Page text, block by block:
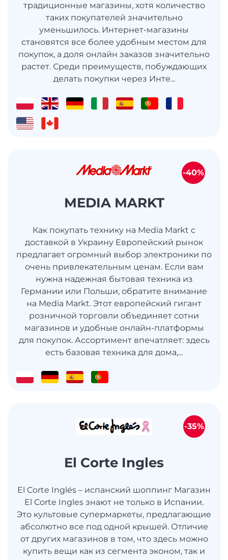
традиционные магазины, хотя количество
таких покупателей значительно
уменьшилось. Интернет-магазины
становятся все более удобным местом для
покупок, а доля онлайн заказов значительно
растет. Среди преимуществ, побуждающих
делать покупки через Инте...
MEDIA MARKT
Как покупать технику на Media Markt с
доставкой в Украину Европейский рынок
предлагает огромный выбор электроники по
очень привлекательным ценам. Если вам
нужна надежная бытовая техника из
Германии или Польши, обратите внимание
на Media Markt. Этот европейский гигант
розничной торговли объединяет сотни
магазинов и удобные онлайн-платформы
для покупок. Ассортимент впечатляет: здесь
есть базовая техника для дома,...
-40%
El Corte Ingles
El Corte Inglés – испанский шоппинг Магазин
El Corte Ingles знают не только в Испании.
Это культовые супермаркеты, предлагающие
абсолютно все под одной крышей. Отличие
от других магазинов в том, что здесь можно
купить вещи как из сегмента эконом, так и
-35%